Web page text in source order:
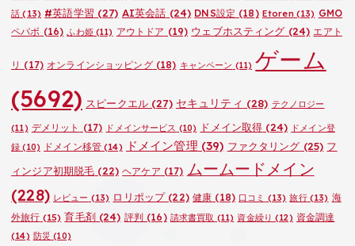
話 (13) #英語学習 (27) AI英会話 (24) DNS設定 (18) Etoren(13) GMO
ペパボ (16) ふわ姫(11) アウトドア (19) ウェブホスティング (24) エアト
リ (17) オンラインショッピング(18) キャンペーン (11) ゲーム
(5692) スピークエル(27) セキュリティ (28) テクノロジー
(11) デメリット (17) ドメインサービス (10) ドメイン取得 (24) ドメイン登
録 (10) ドメイン移管(14) ドメイン管理 (39) ファクタリング (25) フ
ィンジア初期脱毛 (22) ヘアケア (17) ムームードメイン
(228) レビュー (13) ロリポップ(22) 健康 (18) 口コミ (13) 旅行(13) 海
外旅行 (15) 育毛剤(24) 評判 (16) 請求書買取 (11) 資金繰り (12) 資金調達
(14) 防災 (10)